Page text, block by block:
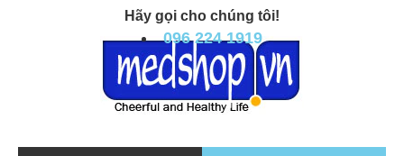
Hãy gọi cho chúng tôi!
096 224 1919